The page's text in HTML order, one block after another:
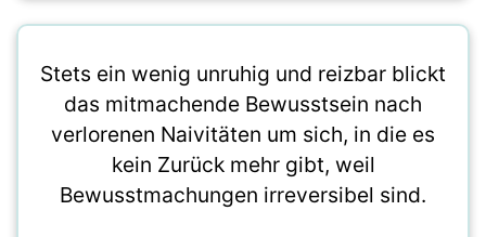
Stets ein wenig unruhig und reizbar blickt
das mitmachende Bewusstsein nach
verlorenen Naivitäten um sich, in die es
kein Zurück mehr gibt, weil
Bewusstmachungen irreversibel sind.